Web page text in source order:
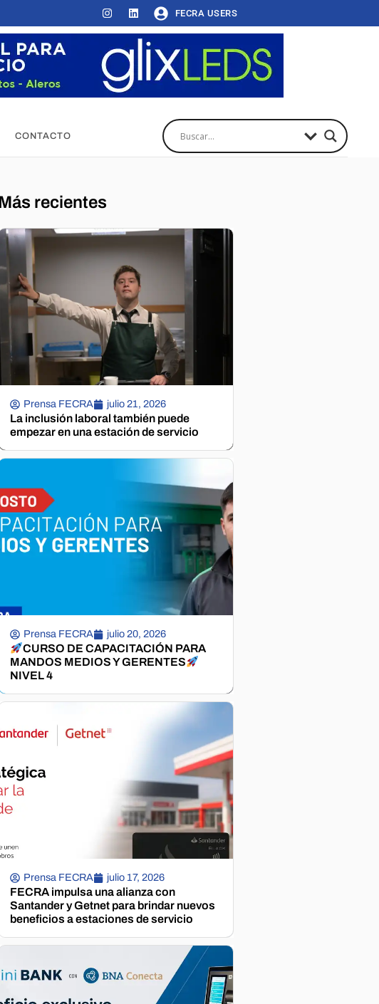
FECRA USERS
CONTACTO
recientes
Prensa FECRA julio 21, 2026
La inclusión laboral también puede
empezar en una estación de servicio
Prensa FECRA julio 20, 2026
CURSO DE CAPACITACIÓN PARA
MANDOS MEDIOS Y GERENTES
NIVEL 4
Prensa FECRA julio 17, 2026
FECRA impulsa una alianza con
Santander y Getnet para brindar nuevos
beneficios a estaciones de servicio